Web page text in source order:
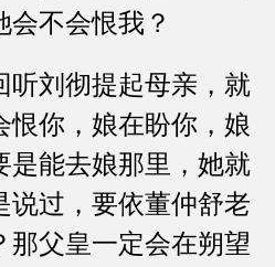
不会恨我？
刘彻提起母亲，就
恨你，娘在盼你，娘
是能去娘那里，她就
说过，要依董仲舒老
那父皇一定会在朔望